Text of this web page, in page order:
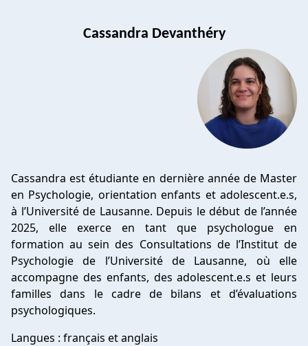
Cassandra Devanthéry
Cassandra est étudiante en dernière année de Master
en Psychologie, orientation enfants et adolescent.e.s,
à l’Université de Lausanne. Depuis le début de l’année
2025, elle exerce en tant que psychologue en
formation au sein des Consultations de l’Institut de
Psychologie de l’Université de Lausanne, où elle
accompagne des enfants, des adolescent.e.s et leurs
familles dans le cadre de bilans et d’évaluations
psychologiques.
Langues : français et anglais